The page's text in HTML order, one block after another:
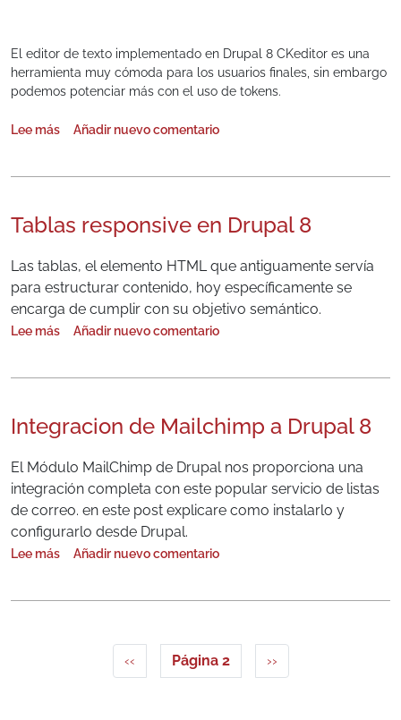
El editor de texto implementado en Drupal 8 CKeditor es una
herramienta muy cómoda para los usuarios finales, sin embargo
podemos potenciar más con el uso de tokens.
Lee más
sobre Módulo Token filter, flexibilizando los contenidos
Añadir nuevo comentario
Tablas responsive en Drupal 8
Las tablas, el elemento HTML que antiguamente servía
para estructurar contenido, hoy específicamente se
encarga de cumplir con su objetivo semántico.
Lee más
sobre Tablas responsive en Drupal 8
Añadir nuevo comentario
Integracion de Mailchimp a Drupal 8
El Módulo MailChimp de Drupal nos proporciona una
integración completa con este popular servicio de listas
de correo. en este post explicare como instalarlo y
configurarlo desde Drupal.
Lee más
sobre Integracion de Mailchimp a Drupal 8
Añadir nuevo comentario
Página anterior
‹‹ Página 2 Siguiente página
››